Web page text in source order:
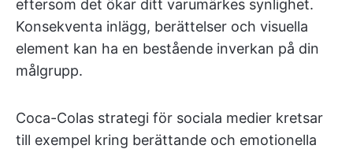
eftersom det ökar ditt varumärkes synlighet.
Konsekventa inlägg, berättelser och visuella
element kan ha en bestående inverkan på din
målgrupp.
Coca-Colas strategi för sociala medier kretsar
till exempel kring berättande och emotionella